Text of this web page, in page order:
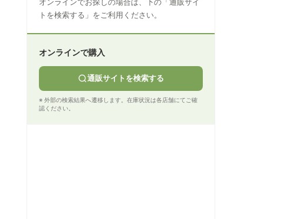
トを検索する」をご利用ください。
オンラインで購入
通販サイトを検索する
※ 外部の検索結果へ遷移します。在庫状況は各店舗にてご確
認ください。